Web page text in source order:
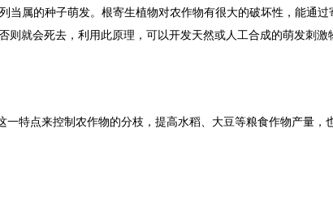
当属的种子萌发。根寄生植物对农作物有很大的破坏性，能通
就会死去，利用此原理，可以开发天然或人工合成的萌发刺激
特点来控制农作物的分枝，提高水稻、大豆等粮食作物产量，